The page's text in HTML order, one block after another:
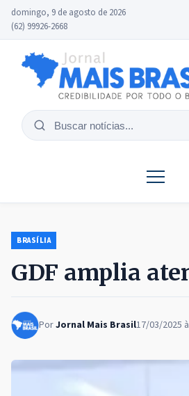
domingo, 9 de agosto de 2026
(62) 99926-2668
Buscar
BRASÍLIA
GDF amplia
PorJornal Mais Brasil17/03/2025